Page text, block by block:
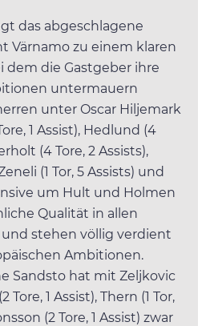
das abgeschlagene
Värnamo zu einem klaren
dem die Gastgeber ihre
untermauern
unter Oscar Hiljemark
1 Assist), Hedlund (4
(4 Tore, 2 Assists),
(1 Tor, 5 Assists) und
um Hult und Holmen
Qualität in allen
stehen völlig verdient
Ambitionen.
Sandsto hat mit Zeljkovic
Tore, 1 Assist), Thern (1 Tor,
(2 Tore, 1 Assist) zwar